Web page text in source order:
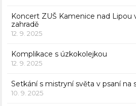
Koncert ZUŠ Kamenice nad Lipou
zahradě
12. 9. 2025
Komplikace s úzkokolejkou
12. 9. 2025
Setkání s mistryní světa v psaní na
10. 9. 2025